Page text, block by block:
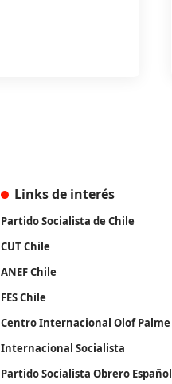
Links de interés
Partido Socialista de Chile
CUT Chile
ANEF Chile
FES Chile
Centro Internacional Olof Palme
Internacional Socialista
Partido Socialista Obrero Español